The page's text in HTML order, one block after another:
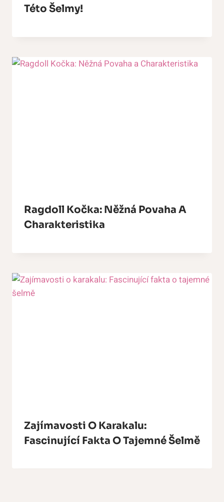
Této Šelmy!
Ragdoll Kočka: Něžná Povaha A
Charakteristika
Zajímavosti O Karakalu:
Fascinující Fakta O Tajemné Šelmě